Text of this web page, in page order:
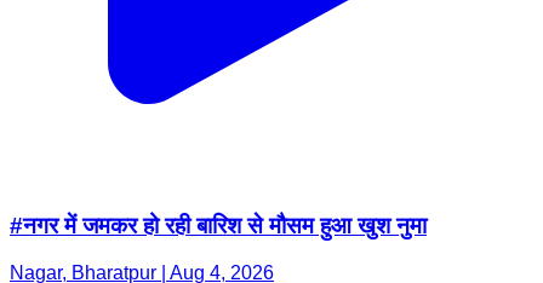
#नगर में जमकर हो रही बारिश से मौसम हुआ खुश नुमा
Nagar, Bharatpur | Aug 4, 2026